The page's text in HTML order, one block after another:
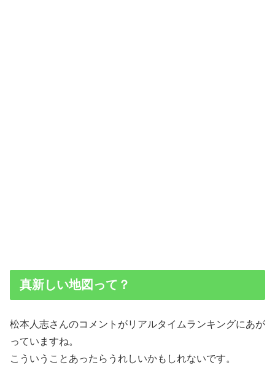
真新しい地図って？
松本人志さんのコメントがリアルタイムランキングにあが
っていますね。
こういうことあったらうれしいかもしれないです。